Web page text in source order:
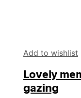
Add to wishlist
Lovely
gazing